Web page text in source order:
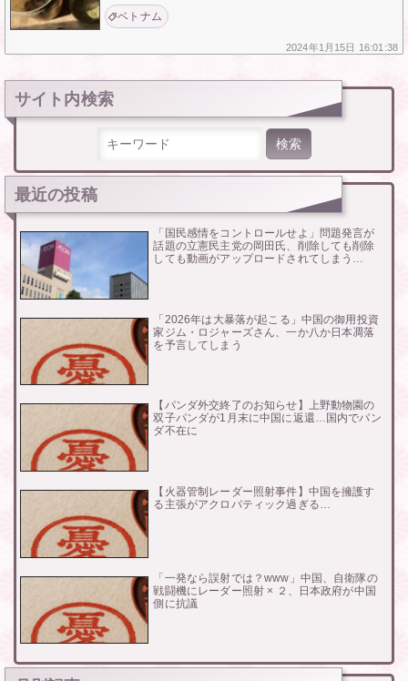
ベトナム
2024年1月15日 16:01:38
サイト内検索
最近の投稿
「国民感情をコントロールせよ」問題発言が
話題の立憲民主党の岡田氏、削除しても削除
しても動画がアップロードされてしまう…
「2026年は大暴落が起こる」中国の御用投資
家ジム・ロジャーズさん、一か八か日本凋落
を予言してしまう
【パンダ外交終了のお知らせ】上野動物園の
双子パンダが1月末に中国に返還…国内でパン
ダ不在に
【火器管制レーダー照射事件】中国を擁護す
る主張がアクロバティック過ぎる…
「一発なら誤射では？www」中国、自衛隊の
戦闘機にレーダー照射 × ２、日本政府が中国
側に抗議